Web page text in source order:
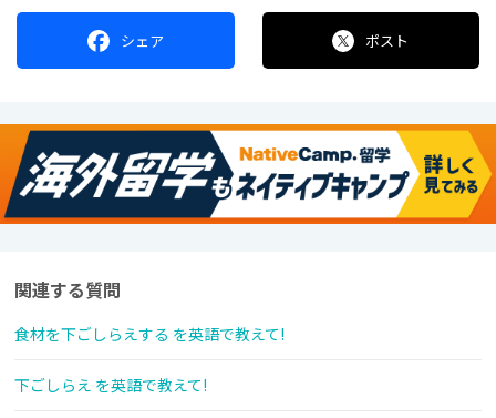
シェア ポスト
関連する質問
食材を下ごしらえする を英語で教えて!
下ごしらえ を英語で教えて!